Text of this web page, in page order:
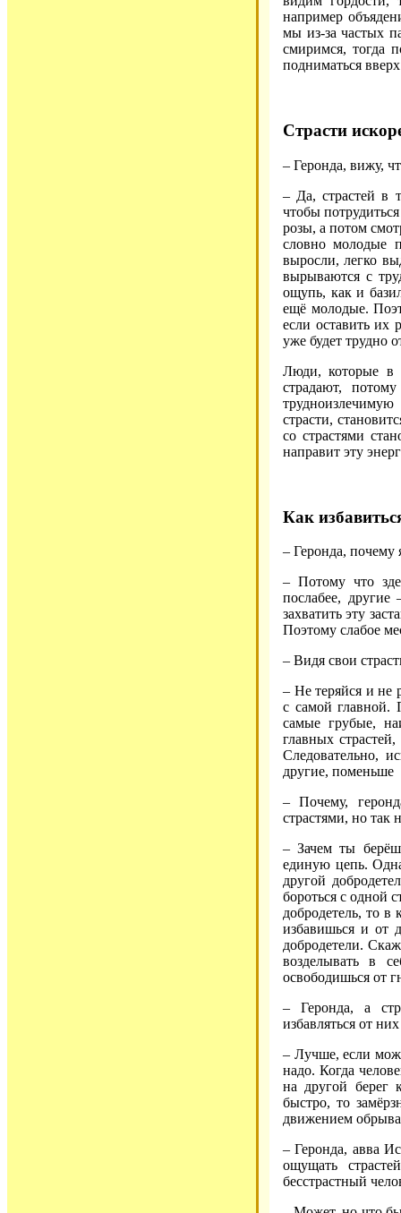
например
мы из-за частых
смиримся, тогда
подниматься
Страсти
– Геронда, вижу,
– Да, страстей в
чтобы
розы, а потом
словно молодые
выросли, легко
вырываются с
ощупь, как и
ещё молодые.
если оставить их
уже будет трудно
Люди, которые в
страдают,
страсти,
со страстями
направит эту
Как
– Геронда, почему
– Потому что
послабее,
захватить эту
Поэтому слабое
– Видя свои
– Не теряйся и не
с самой главной.
самые грубые,
главных
Следовательно,
другие, поменьше
– Почему,
страстями, но так
– Зачем ты
единую цепь. Одна
другой
бороться с одной
добродетель, то
избавишься и от
добродетели.
возделывать в
освободишься от
– Геронда, а
избавляться от
– Лучше, если
надо. Когда
на другой берег
быстро, то
движением
– Геронда, авва
ощущать
бесстрастный